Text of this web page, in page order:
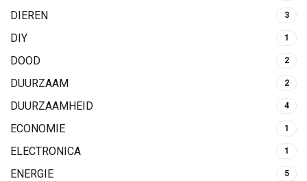
DIEREN 3
DIY 1
DOOD 2
DUURZAAM 2
DUURZAAMHEID 4
ECONOMIE 1
ELECTRONICA 1
ENERGIE 5